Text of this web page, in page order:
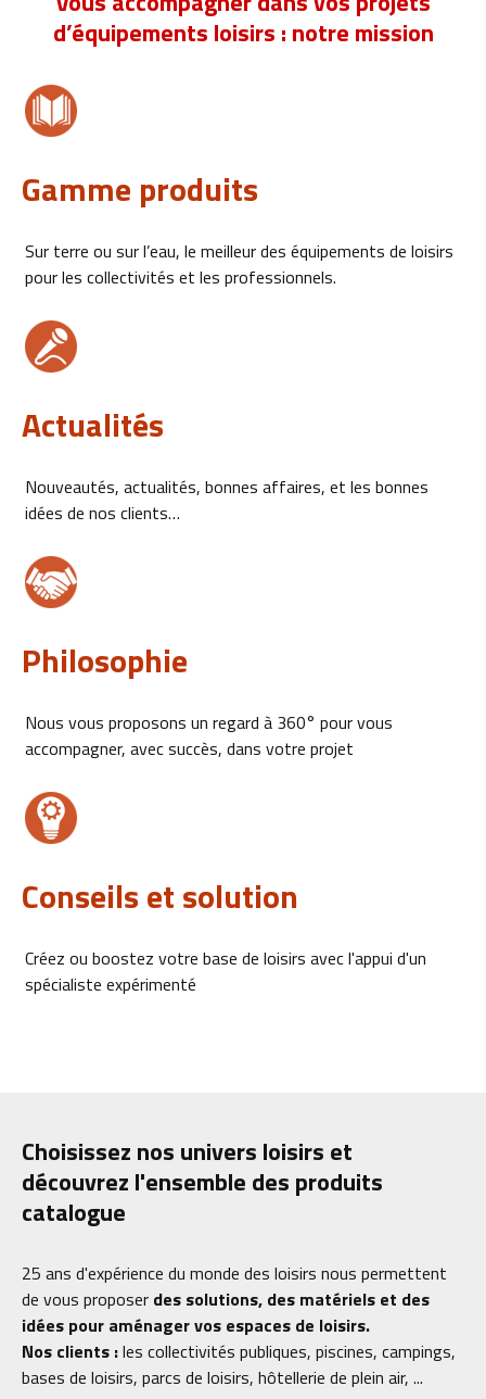
d’équipements loisirs : notre mission
Gamme produits
Sur terre ou sur l’eau, le meilleur des équipements de loisirs
pour les collectivités et les professionnels.
Actualités
Nouveautés, actualités, bonnes affaires, et les bonnes
idées de nos clients…
Philosophie
Nous vous proposons un regard à 360° pour vous
accompagner, avec succès, dans votre projet
Conseils et solution
Créez ou boostez votre base de loisirs avec l'appui d'un
spécialiste expérimenté
Choisissez nos univers loisirs et
découvrez l'ensemble des produits
catalogue
25 ans d'expérience du monde des loisirs nous permettent
de vous proposer des solutions, des matériels et des
idées pour aménager vos espaces de loisirs.
Nos clients :les collectivités publiques, piscines, campings,
bases de loisirs, parcs de loisirs, hôtellerie de plein air, ...